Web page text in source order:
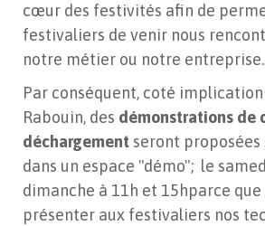
cœur des festivités afin de
festivaliers de venir nous
notre métier ou notre entreprise.
Par conséquent, coté
Rabouin, des démonstrations de
déchargement seront
dans un espace "démo"; le
dimanche à 11h et 15hparce
présenter aux festivaliers nos